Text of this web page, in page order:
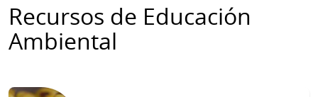
Recursos de Educación
Ambiental